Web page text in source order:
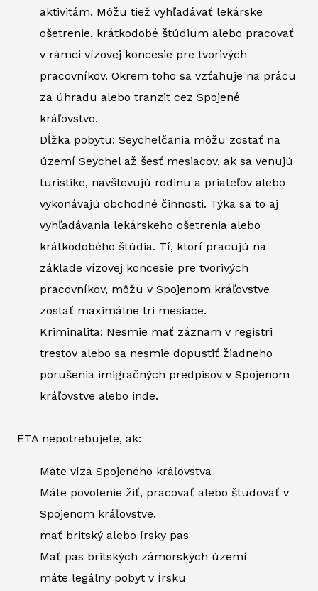
aktivitám. Môžu tiež vyhľadávať lekárske
ošetrenie, krátkodobé štúdium alebo pracovať
v rámci vízovej koncesie pre tvorivých
pracovníkov. Okrem toho sa vzťahuje na prácu
za úhradu alebo tranzit cez Spojené
kráľovstvo.
Dĺžka pobytu: Seychelčania môžu zostať na
území Seychel až šesť mesiacov, ak sa venujú
turistike, navštevujú rodinu a priateľov alebo
vykonávajú obchodné činnosti. Týka sa to aj
vyhľadávania lekárskeho ošetrenia alebo
krátkodobého štúdia. Tí, ktorí pracujú na
základe vízovej koncesie pre tvorivých
pracovníkov, môžu v Spojenom kráľovstve
zostať maximálne tri mesiace.
Kriminalita: Nesmie mať záznam v registri
trestov alebo sa nesmie dopustiť žiadneho
porušenia imigračných predpisov v Spojenom
kráľovstve alebo inde.
ETA nepotrebujete, ak:
Máte víza Spojeného kráľovstva
Máte povolenie žiť, pracovať alebo študovať v
Spojenom kráľovstve.
mať britský alebo írsky pas
Mať pas britských zámorských území
máte legálny pobyt v Írsku